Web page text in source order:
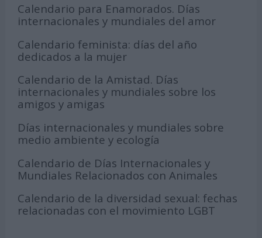
Calendario para Enamorados. Días
internacionales y mundiales del amor
Calendario feminista: días del año
dedicados a la mujer
Calendario de la Amistad. Días
internacionales y mundiales sobre los
amigos y amigas
Días internacionales y mundiales sobre
medio ambiente y ecología
Calendario de Días Internacionales y
Mundiales Relacionados con Animales
Calendario de la diversidad sexual: fechas
relacionadas con el movimiento LGBT